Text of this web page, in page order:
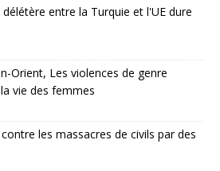
entre la Turquie et l'UE dure
Orient, Les violences de genre
vie des femmes
les massacres de civils par des